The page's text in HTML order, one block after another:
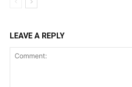
LEAVE A REPLY